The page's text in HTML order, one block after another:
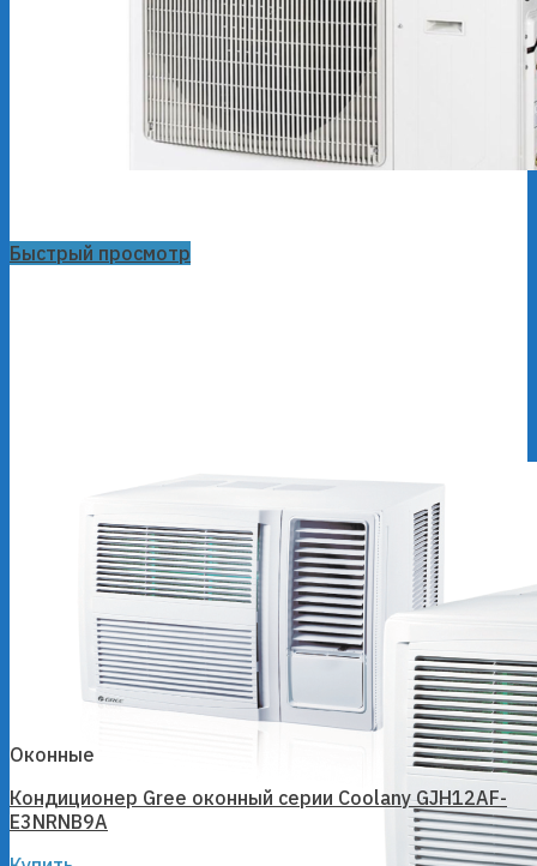
Быстрый просмотр
Оконные
Кондиционер Gree оконный серии Coolany GJH12AF-
E3NRNB9A